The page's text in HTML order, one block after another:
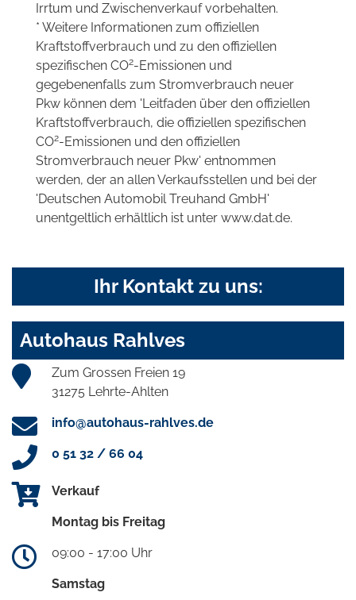
Irrtum und Zwischenverkauf vorbehalten.
* Weitere Informationen zum offiziellen
Kraftstoffverbrauch und zu den offiziellen
spezifischen CO2-Emissionen und
gegebenenfalls zum Stromverbrauch neuer
Pkw können dem 'Leitfaden über den offiziellen
Kraftstoffverbrauch, die offiziellen spezifischen
CO2-Emissionen und den offiziellen
Stromverbrauch neuer Pkw' entnommen
werden, der an allen Verkaufsstellen und bei der
'Deutschen Automobil Treuhand GmbH'
unentgeltlich erhältlich ist unter www.dat.de.
Ihr Kontakt zu uns:
Autohaus Rahlves
Zum Grossen Freien 19
31275 Lehrte-Ahlten
info@autohaus-rahlves.de
0 51 32 / 66 04
Verkauf
Montag bis Freitag
09:00 - 17:00 Uhr
Samstag